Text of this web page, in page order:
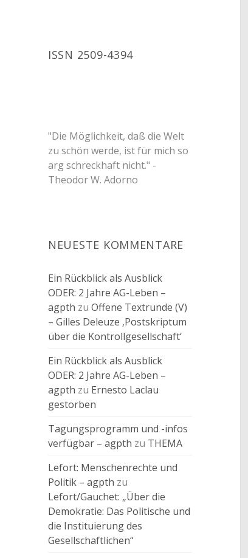
ISSN 2509-4394
"Die Möglichkeit, daß die Welt
zu schön werde, ist für mich so
arg schreckhaft nicht." -
Theodor W. Adorno
NEUESTE KOMMENTARE
Ein Rückblick als Ausblick
ODER: 2 Jahre AG-Leben –
agpth zuOffene Textrunde (V)
– Gilles Deleuze ‚Postskriptum
über die Kontrollgesellschaft‘
Ein Rückblick als Ausblick
ODER: 2 Jahre AG-Leben –
agpth zu Ernesto Laclau
gestorben
Tagungsprogramm und -infos
verfügbar – agpth zu THEMA
Lefort: Menschenrechte und
Politik – agpth zu
Lefort/Gauchet: „Über die
Demokratie: Das Politische und
die Instituierung des
Gesellschaftlichen“